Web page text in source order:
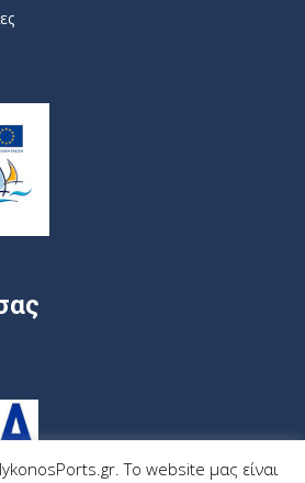
Το website μας είναι